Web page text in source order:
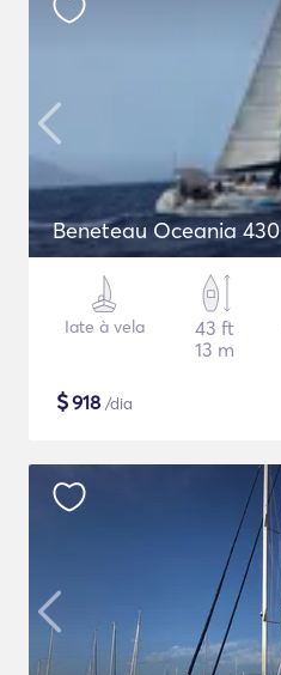
Beneteau Oceania 430
Iate à vela
43 ft
13 m
$918 /dia